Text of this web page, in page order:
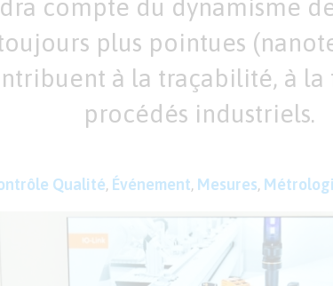
compte du dynamisme
plus pointues
à la traçabilité, à
procédés industriels.
Qualité, Événement, Mesures,